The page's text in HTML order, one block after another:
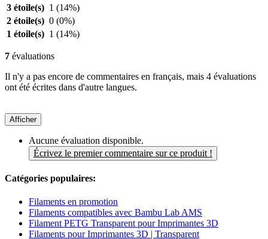
3 étoile(s) 1 (14%)
2 étoile(s) 0 (0%)
1 étoile(s) 1 (14%)
7 évaluations
Il n'y a pas encore de commentaires en français, mais 4 évaluations
ont été écrites dans d'autre langues.
Afficher
Aucune évaluation disponible.
Écrivez le premier commentaire sur ce produit !
Catégories populaires:
Filaments en promotion
Filaments compatibles avec Bambu Lab AMS
Filament PETG Transparent pour Imprimantes 3D
Filaments pour Imprimantes 3D | Transparent